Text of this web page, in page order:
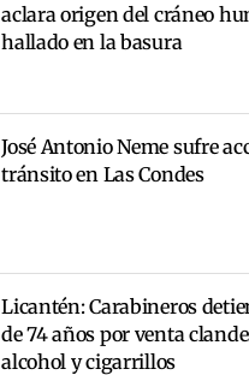
aclara origen del cráneo
hallado en la basura
José Antonio Neme sufre
tránsito en Las Condes
Licantén: Carabineros
de 74 años por venta
alcohol y cigarrillos